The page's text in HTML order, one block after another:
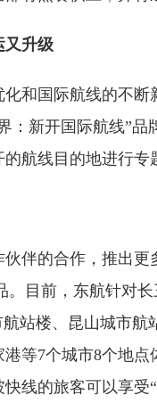
又升级
和国际航线的不
：新开国际航线”品
航线目的地进行
伴的合作，推出
。目前，东航针对
站楼、昆山城市
等7个城市8个地
线的旅客可以享受